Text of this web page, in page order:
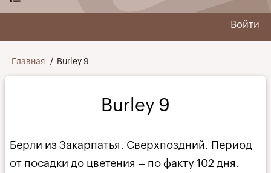
menu
Войти
Строка
Главная Burley 9
Burley 9
Берли из Закарпатья. Сверхпоздний. Период
от посадки до цветения – по факту 102 дня.